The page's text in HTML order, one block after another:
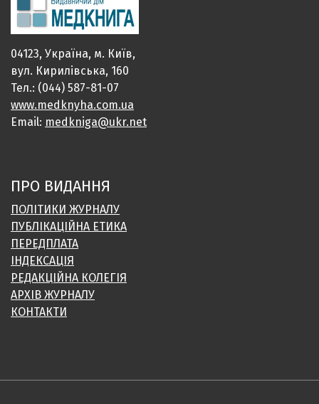
04123, Україна, м. Київ,
вул. Кирилівська, 160
Тел.: (044) 587-81-07
www.medknyha.com.ua
Email: medkniga@ukr.net
ПРО ВИДАННЯ
ПОЛІТИКИ ЖУРНАЛУ
ПУБЛІКАЦІЙНА ЕТИКА
ПЕРЕДПЛАТА
ІНДЕКСАЦІЯ
РЕДАКЦІЙНА КОЛЕГІЯ
АРХІВ ЖУРНАЛУ
КОНТАКТИ